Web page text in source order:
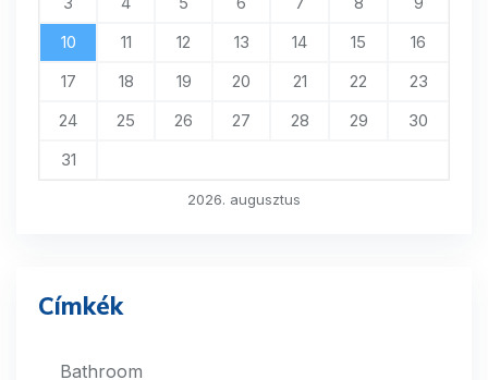
2026. augusztus
10
11 12 13 14 15
16
17
18 19 20 21 22
23
24
25 26 27 28 29
30
31
Címkék
Bathroom